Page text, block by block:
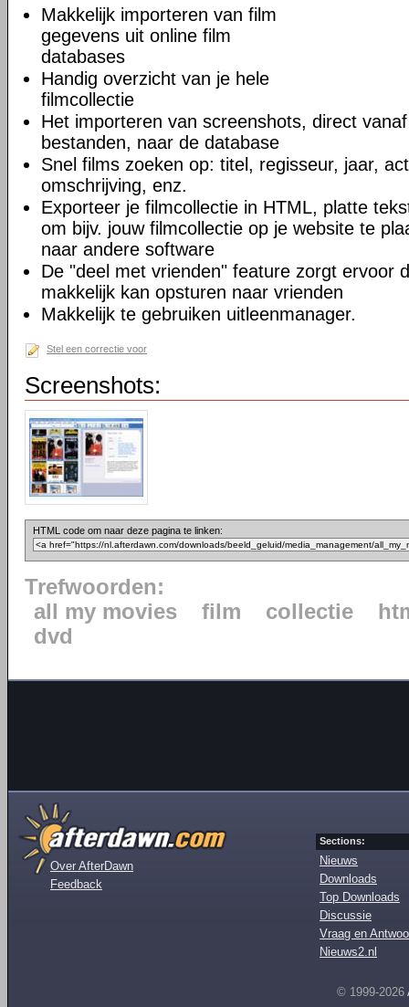
Makkelijk importeren van film
gegevens uit online film
databases
Handig overzicht van je hele
filmcollectie
Het importeren van screenshots, direct
bestanden, naar de database
Snel films zoeken op: titel, regisseur, jaar,
omschrijving, enz.
Exporteer je filmcollectie in HTML, platte
om bijv. jouw filmcollectie op je website te
naar andere software
De "deel met vrienden" feature zorgt ervoor
makkelijk kan opsturen naar vrienden
Makkelijk te gebruiken uitleenmanager.
Stel een correctie voor
Screenshots:
HTML code om naar deze pagina te linken:
Trefwoorden:
all my movies
film collectie
dvd
Over AfterDawn
Feedback
Sections:
Nieuws
Downloads
Top Downloads
Discussie
Vraag en
Nieuws2.nl
© 1999-2026